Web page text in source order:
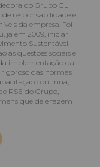
do Grupo GL
responsabilidade e
da empresa. Foi
já em 2009, iniciar
Sustentável,
às questões sociais e
implementação da
das normas
contínua,
RSE do Grupo,
que dele fazem